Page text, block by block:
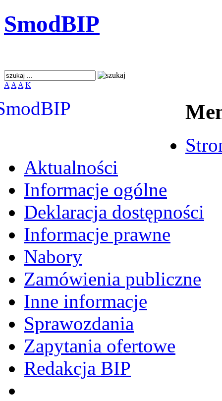
SmodBIP
A A A K
Aktualności
Informacje ogólne
Deklaracja dostępności
Informacje prawne
Nabory
Zamówienia publiczne
Inne informacje
Sprawozdania
Zapytania ofertowe
Redakcja BIP